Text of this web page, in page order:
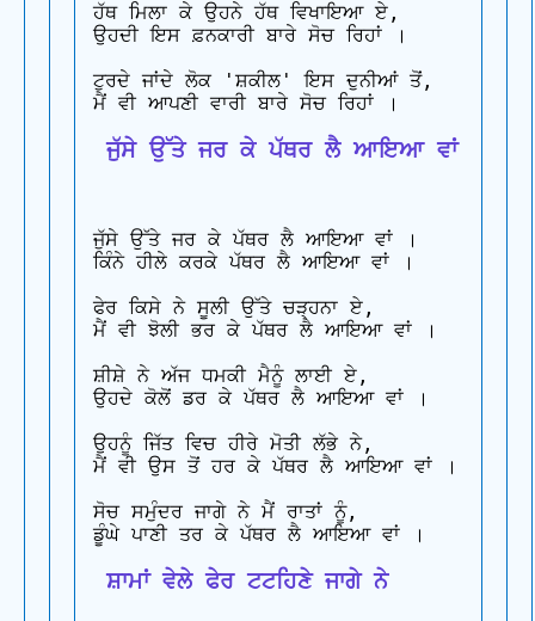
ਹੱਥ ਮਿਲਾ ਕੇ ਉਹਨੇ ਹੱਥ ਵਿਖਾਇਆ ਏ,
ਉਹਦੀ ਇਸ ਫ਼ਨਕਾਰੀ ਬਾਰੇ ਸੋਚ ਰਿਹਾਂ ।
ਟੁਰਦੇ ਜਾਂਦੇ ਲੋਕ 'ਸ਼ਕੀਲ' ਇਸ ਦੁਨੀਆਂ ਤੋਂ,
ਜੁੱਸੇ ਉੱਤੇ ਜਰ ਕੇ ਪੱਥਰ ਲੈ ਆਇਆ ਵਾਂ
ਜੁੱਸੇ ਉੱਤੇ ਜਰ ਕੇ ਪੱਥਰ ਲੈ ਆਇਆ ਵਾਂ ।
ਕਿੰਨੇ ਹੀਲੇ ਕਰਕੇ ਪੱਥਰ ਲੈ ਆਇਆ ਵਾਂ ।
ਫੇਰ ਕਿਸੇ ਨੇ ਸੂਲੀ ਉੱਤੇ ਚੜ੍ਹਨਾ ਏ,
ਮੈਂ ਵੀ ਝੋਲੀ ਭਰ ਕੇ ਪੱਥਰ ਲੈ ਆਇਆ ਵਾਂ ।
ਸ਼ੀਸ਼ੇ ਨੇ ਅੱਜ ਧਮਕੀ ਮੈਨੂੰ ਲਾਈ ਏ,
ਉਹਦੇ ਕੋਲੋਂ ਡਰ ਕੇ ਪੱਥਰ ਲੈ ਆਇਆ ਵਾਂ ।
ਉਹਨੂੰ ਜਿੱਤ ਵਿਚ ਹੀਰੇ ਮੋਤੀ ਲੱਭੇ ਨੇ,
ਮੈਂ ਵੀ ਉਸ ਤੋਂ ਹਰ ਕੇ ਪੱਥਰ ਲੈ ਆਇਆ ਵਾਂ ।
ਸੋਚ ਸਮੁੰਦਰ ਜਾਗੇ ਨੇ ਮੈਂ ਰਾਤਾਂ ਨੂੰ,
ਸ਼ਾਮਾਂ ਵੇਲੇ ਫੇਰ ਟਟਹਿਣੇ ਜਾਗੇ ਨੇ